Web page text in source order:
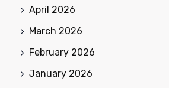
April 2026
March 2026
February 2026
January 2026